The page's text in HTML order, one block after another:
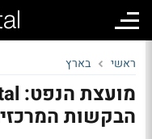
ראשי בארץ
הבקשות